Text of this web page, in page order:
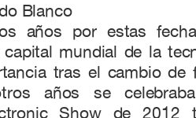
Blanco
años por estas
mundial de la
tras el cambio de
años se
Show de 2012